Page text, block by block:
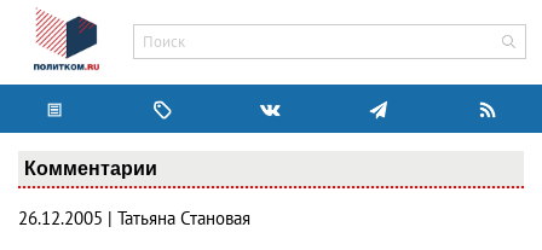
Комментарии
26.12.2005 | Татьяна Становая